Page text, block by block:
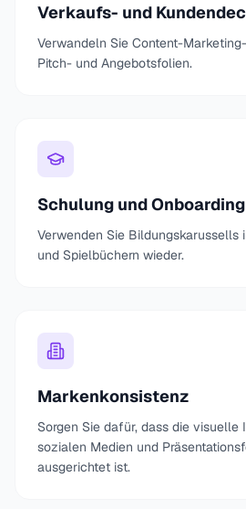
Verkaufs- und
Verwandeln Sie Content-
Pitch- und Angebotsfolien.
Schulung und Onboarding
Verwenden Sie Bildungskarussells
und Spielbüchern wieder.
Markenkonsistenz
Sorgen Sie dafür, dass die visuelle
sozialen Medien und
ausgerichtet ist.